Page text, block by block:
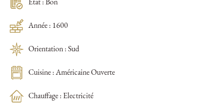
État : Bon
Année : 1600
Orientation : Sud
Cuisine : Américaine Ouverte
Chauffage : Electricité